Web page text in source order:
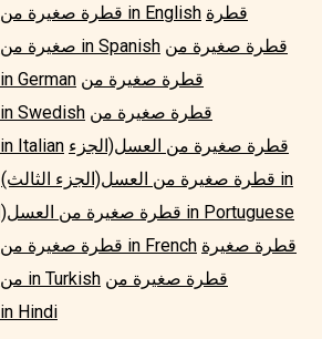
قطرة صغيرة من العسل(الجزء الثالث) in English قطرة
صغيرة من العسل(الجزء الثالث) in Spanish قطرة صغيرة من
العسل(الجزء الثالث) in German قطرة صغيرة من
العسل(الجزء الثالث) in Swedish قطرة صغيرة من
العسل(الجزء الثالث) in Italian قطرة صغيرة من العسل(الجزء
قطرة صغيرة من العسل(الجزء الثالث) in
قطرة صغيرة من العسل(الجزء الثالث) in Portuguese
قطرة صغيرة من العسل(الجزء الثالث) in French قطرة صغيرة
من العسل(الجزء الثالث) in Turkish قطرة صغيرة من
العسل(الجزء الثالث) in Hindi